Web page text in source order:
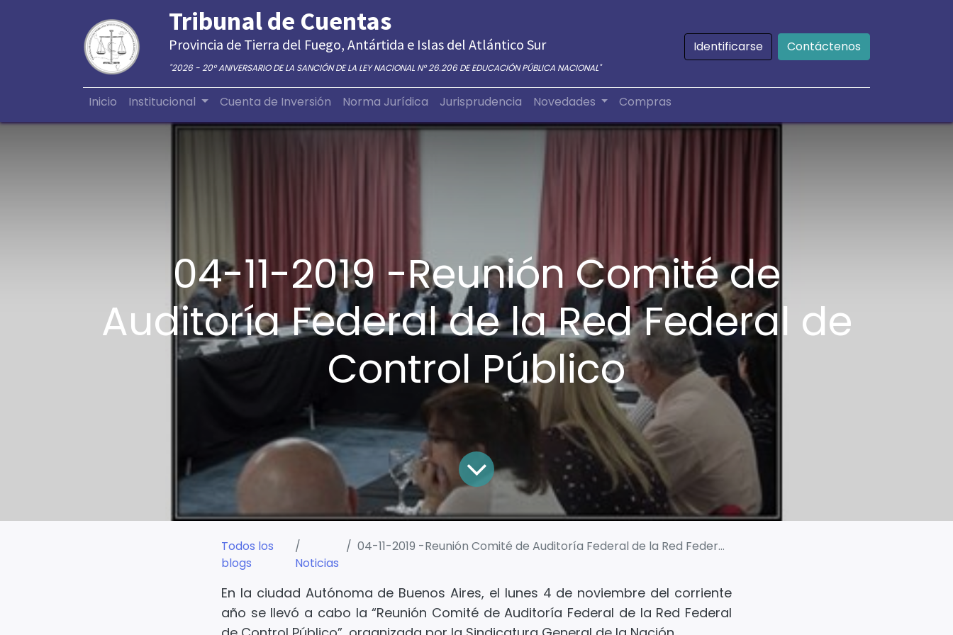
Tribunal de Cuentas
Provincia de Tierra del Fuego, Antártida e Islas del Atlántico Sur
"2026 - 20° ANIVERSARIO DE LA SANCIÓN DE LA LEY NACIONAL N° 26.206 DE EDUCACIÓN PÚBLICA NACIONAL"
Identificarse Contáctenos
Inicio Institucional Cuenta de Inversión Norma Jurídica Jurisprudencia Novedades Compras
04-11-2019 -Reunión Comité de
Auditoría Federal de la Red Federal de
Control Público
Todos los
blogs
Noticias
04-11-2019 -Reunión Comité de Auditoría Federal de la Red Federal de Control Público
En la ciudad Autónoma de Buenos Aires, el lunes 4 de noviembre del corriente
año se llevó a cabo la“Reunión Comité de Auditoría Federal de la Red Federal